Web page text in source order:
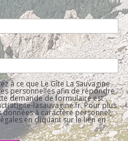
à ce que Le Gîte La Sauvagine
personnelles afin de répondre
demande de formulaire est
lasauvagine.fr. Pour plus
à caractère personnel,
en cliquant sur le lien en